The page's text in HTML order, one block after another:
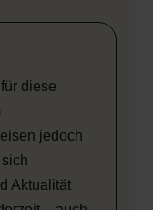
diese
jedoch
Aktualität